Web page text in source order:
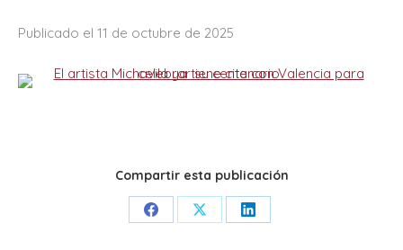
Publicado el 11 de octubre de 2025
Compartir esta publicación
Share Share Share